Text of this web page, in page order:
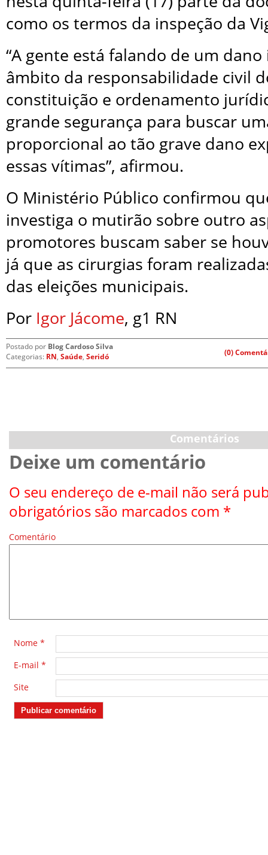
como os termos da inspeção da
“A gente está falando de um
âmbito da responsabilidade civil
constituição e ordenamento
grande segurança para buscar
proporcional ao tão grave dano
essas vítimas”, afirmou.
O Ministério Público confirmou
investiga o mutirão sobre outro
promotores buscam saber se
já que as cirurgias foram
das eleições municipais.
Por Igor Jácome, g1 RN
Postado por Blog Cardoso Silva
Categorias: RN, Saúde, Seridó (0)
Comentários
Deixe um comentário
O seu endereço de e-mail não será
obrigatórios são marcados com *
Comentário
Nome *
E-mail *
Site